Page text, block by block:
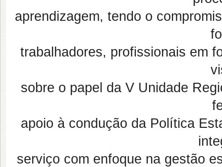
aprendizagem, tendo o
trabalhadores, profissionais em
sobre o papel da V Unidade
apoio à condução da Política
serviço com enfoque na gestão